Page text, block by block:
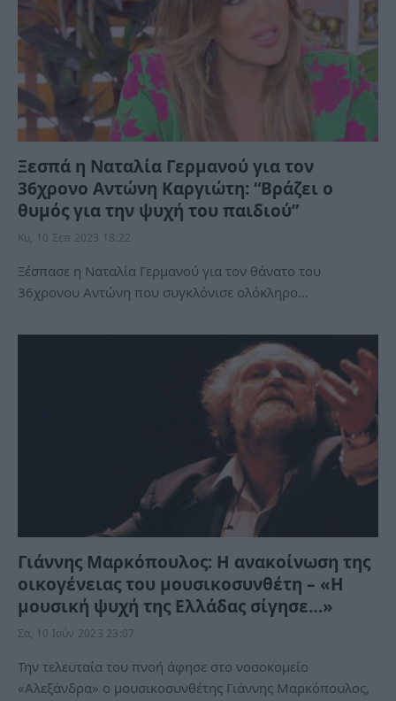
Ξεσπά η Ναταλία Γερμανού για τον
36χρονο Αντώνη Καργιώτη: “Βράζει ο
θυμός για την ψυχή του παιδιού”
Κυ, 10 Σεπ 2023 18:22
Ξέσπασε η Ναταλία Γερμανού για τον θάνατο του
36χρονου Αντώνη που συγκλόνισε ολόκληρο…
Γιάννης Μαρκόπουλος: Η ανακοίνωση της
οικογένειας του μουσικοσυνθέτη – «Η
μουσική ψυχή της Ελλάδας σίγησε…»
Σα, 10 Ιούν 2023 23:07
Την τελευταία του πνοή άφησε στο νοσοκομείο
«Αλεξάνδρα» ο μουσικοσυνθέτης Γιάννης Μαρκόπουλος,